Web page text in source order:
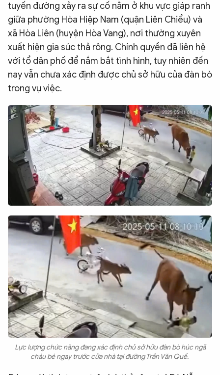
tuyến đường xảy ra sự cố nằm ở khu vực giáp ranh
giữa phường Hòa Hiệp Nam (quận Liên Chiểu) và
xã Hòa Liên (huyện Hòa Vang), nơi thường xuyên
xuất hiện gia súc thả rông. Chính quyền đã liên hệ
với tổ dân phố để nắm bắt tình hình, tuy nhiên đến
nay vẫn chưa xác định được chủ sở hữu của đàn bò
trong vụ việc.
Lực lượng chức năng đang xác định chủ sở hữu đàn bò húc ngã
cháu bé ngay trước cửa nhà tại đường Trần Văn Quế.